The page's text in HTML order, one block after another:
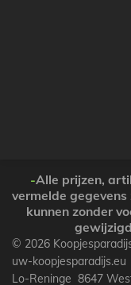
-Alle prijzen,
vermelde
kunnen zonder
© 2026
uw-
Lo-Reninge 8647